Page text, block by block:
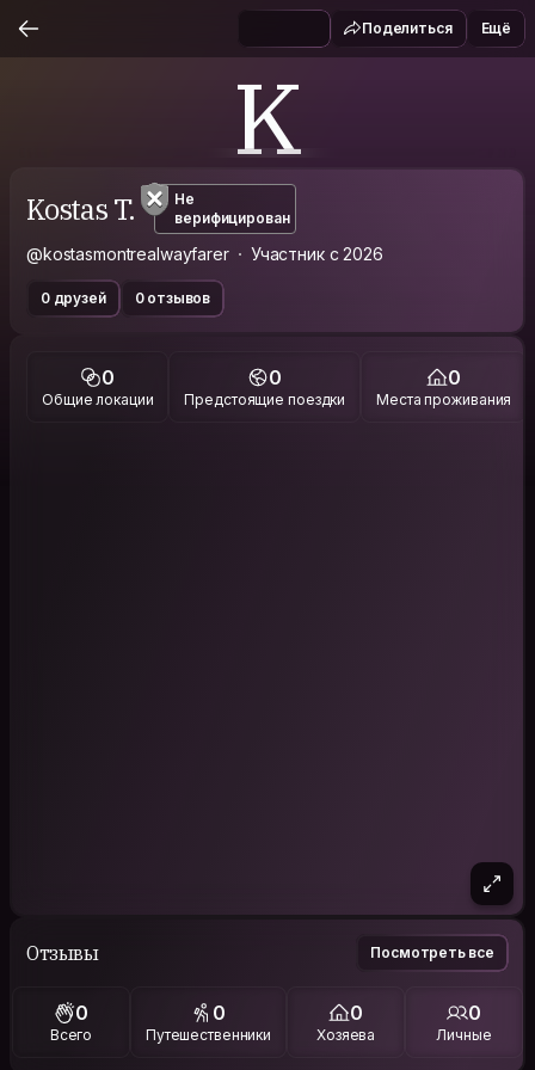
Поделиться Ещё
K
Kostas T.
Не
верифицирован
@kostasmontrealwayfarer Участник с 2026
0 друзей 0 отзывов
0
Общие локации
0
Предстоящие поездки
0
Места проживания
Отзывы Посмотреть все
0
Всего
0
Путешественники
0
Хозяева
0
Личные